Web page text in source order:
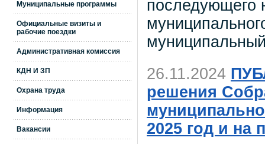
Муниципальные программы
Официальные визиты и
рабочие поездки
Административная комиссия
КДН И ЗП
Охрана труда
Информация
Вакансии
последующего
26.11.2024
решения
2025 год и на